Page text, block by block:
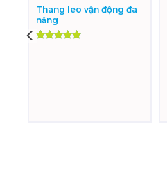
Thang leo vận động đa
năng